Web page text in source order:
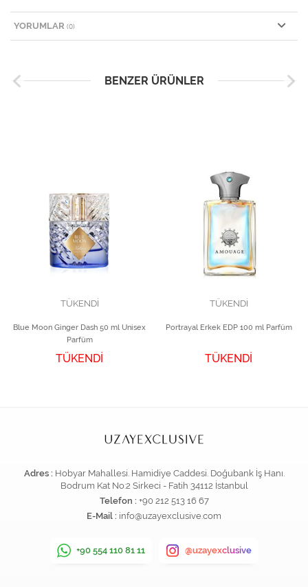
YORUMLAR (0)
BENZER ÜRÜNLER
TÜKENDİ
Blue Moon Ginger Dash 50 ml Unisex
Parfüm
TÜKENDİ
TÜKENDİ
Portrayal Erkek EDP 100 ml Parfüm
TÜKENDİ
Adres : Hobyar Mahallesi. Hamidiye Caddesi. Doğubank İş Hanı.
Bodrum Kat No:2 Sirkeci - Fatih 34112 İstanbul
Telefon : +90 212 513 16 67
E-Mail : info@uzayexclusive.com
+90 554 110 81 11 @uzayexclusive